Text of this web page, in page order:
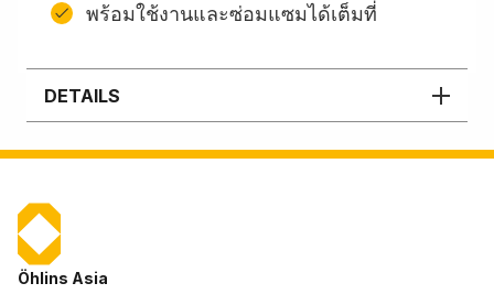
พร้อมใช้งานและซ่อมแซมได้เต็มที่
DETAILS
Öhlins Asia